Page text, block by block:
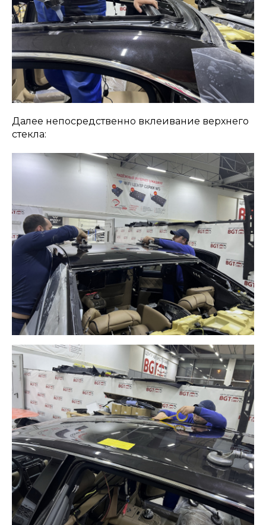
Далее непосредственно вклеивание верхнего
стекла: